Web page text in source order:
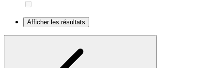
Afficher les résultats